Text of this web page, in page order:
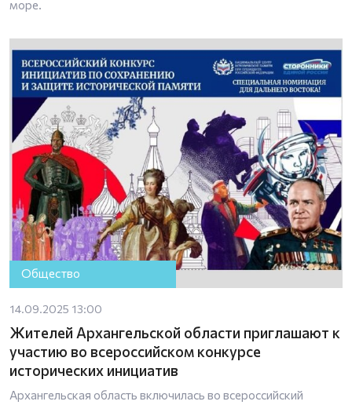
море.
Общество
14.09.2025 13:00
Жителей Архангельской области приглашают к
участию во всероссийском конкурсе
исторических инициатив
Архангельская область включилась во всероссийский